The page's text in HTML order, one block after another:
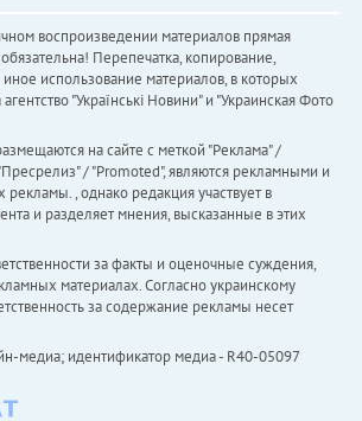
воспроизведении материалов прямая
Перепечатка, копирование,
использование материалов, в которых
"Українськi Новини" и "Украинская Фото
на сайте с меткой "Реклама" /
/ "Promoted", являются рекламными и
рекламы. , однако редакция участвует в
и разделяет мнения, высказанные в этих
за факты и оценочные суждения,
материалах. Согласно украинскому
за содержание рекламы несет
медиа; идентификатор медиа - R40-05097